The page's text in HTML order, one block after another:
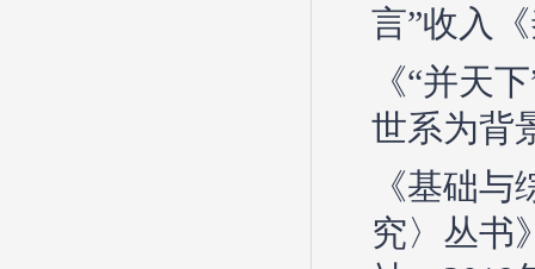
言”收入
《“并天
世系为背
《基础
究〉丛书